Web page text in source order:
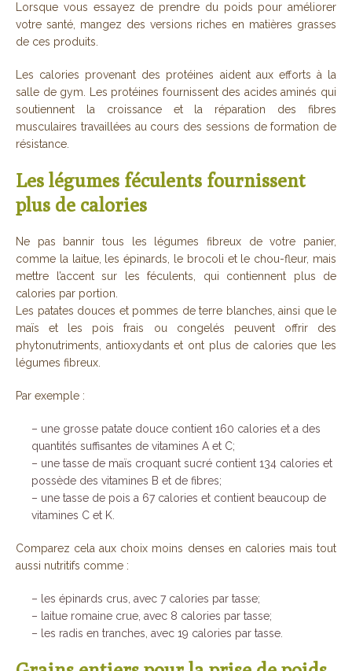
Lorsque vous essayez de prendre du poids pour améliorer
votre santé, mangez des versions riches en matières grasses
de ces produits.
Les calories provenant des protéines aident aux efforts à la
salle de gym. Les protéines fournissent des acides aminés qui
soutiennent la croissance et la réparation des fibres
musculaires travaillées au cours des sessions de formation de
résistance.
Les légumes féculents fournissent
plus de calories
Ne pas bannir tous les légumes fibreux de votre panier,
comme la laitue, les épinards, le brocoli et le chou-fleur, mais
mettre l’accent sur les féculents, qui contiennent plus de
calories par portion.
Les patates douces et pommes de terre blanches, ainsi que le
maïs et les pois frais ou congelés peuvent offrir des
phytonutriments, antioxydants et ont plus de calories que les
légumes fibreux.
Par exemple :
– une grosse patate douce contient 160 calories et a des
quantités suffisantes de vitamines A et C;
– une tasse de maïs croquant sucré contient 134 calories et
possède des vitamines B et de fibres;
– une tasse de pois a 67 calories et contient beaucoup de
vitamines C et K.
Comparez cela aux choix moins denses en calories mais tout
aussi nutritifs comme :
– les épinards crus, avec 7 calories par tasse;
– laitue romaine crue, avec 8 calories par tasse;
– les radis en tranches, avec 19 calories par tasse.